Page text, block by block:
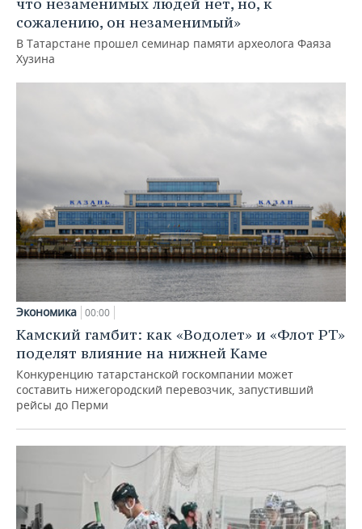
сожалению, он незаменимый»
В Татарстане прошел семинар памяти археолога Фаяза
Хузина
Экономика 00:00
Камский гамбит: как «Водолет» и «Флот РТ»
поделят влияние на нижней Каме
Конкуренцию татарстанской госкомпании может
составить нижегородский перевозчик, запустивший
рейсы до Перми